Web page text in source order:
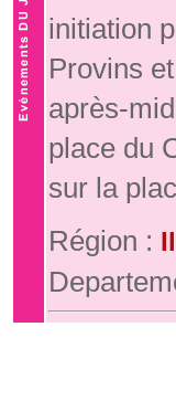
initiation
Provins
après-
place du
sur la
Région :